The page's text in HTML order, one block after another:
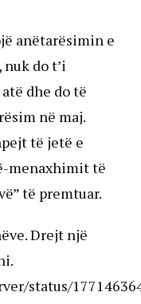
anëtarësimin e
do t’i
dhe do të
në maj.
të jetë e
menaxhimit të
të premtuar.
Drejt një
status/